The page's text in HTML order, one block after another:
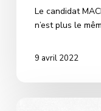
Le candidat
n’est plus le
9 avril 2022